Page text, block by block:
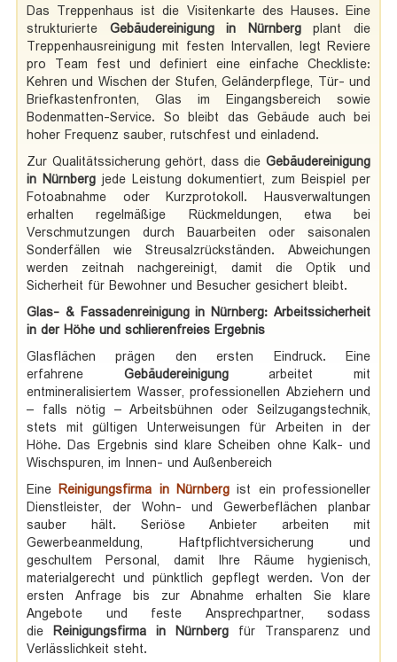
Das Treppenhaus ist die Visitenkarte des Hauses. Eine
strukturierte Gebäudereinigung in Nürnbergplant die
Treppenhausreinigung mit festen Intervallen, legt Reviere
pro Team fest und definiert eine einfache Checkliste:
Kehren und Wischen der Stufen, Geländerpflege, Tür- und
Briefkastenfronten, Glas im Eingangsbereich sowie
Bodenmatten-Service. So bleibt das Gebäude auch bei
hoher Frequenz sauber, rutschfest und einladend.
Zur Qualitätssicherung gehört, dass die Gebäudereinigung
in Nürnbergjede Leistung dokumentiert, zum Beispiel per
Fotoabnahme oder Kurzprotokoll. Hausverwaltungen
erhalten regelmäßige Rückmeldungen, etwa bei
Verschmutzungen durch Bauarbeiten oder saisonalen
Sonderfällen wie Streusalzrückständen. Abweichungen
werden zeitnah nachgereinigt, damit die Optik und
Sicherheit für Bewohner und Besucher gesichert bleibt.
Glas- & Fassadenreinigung in Nürnberg: Arbeitssicherheit
in der Höhe und schlierenfreies Ergebnis
Glasflächen prägen den ersten Eindruck. Eine
erfahrene Gebäudereinigungarbeitet mit
entmineralisiertem Wasser, professionellen Abziehern und
– falls nötig – Arbeitsbühnen oder Seilzugangstechnik,
stets mit gültigen Unterweisungen für Arbeiten in der
Höhe. Das Ergebnis sind klare Scheiben ohne Kalk- und
Wischspuren, im Innen- und Außenbereich
EineReinigungsfirma in Nürnberg ist ein professioneller
Dienstleister, der Wohn- und Gewerbeflächen planbar
sauber hält. Seriöse Anbieter arbeiten mit
Gewerbeanmeldung, Haftpflichtversicherung und
geschultem Personal, damit Ihre Räume hygienisch,
materialgerecht und pünktlich gepflegt werden. Von der
ersten Anfrage bis zur Abnahme erhalten Sie klare
Angebote und feste Ansprechpartner, sodass
die Reinigungsfirma in Nürnberg für Transparenz und
Verlässlichkeit steht.